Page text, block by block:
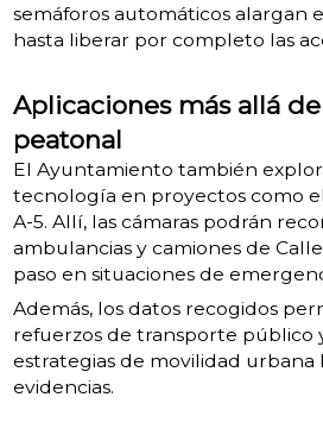
semáforos automáticos alargan
hasta liberar por completo las
Aplicaciones más allá
peatonal
El Ayuntamiento también
tecnología en proyectos como
A-5. Allí, las cámaras podrán
ambulancias y camiones de
paso en situaciones de
Además, los datos recogidos
refuerzos de transporte público
estrategias de movilidad urbana
evidencias.